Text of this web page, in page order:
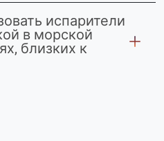
испарители
в морской
близких к